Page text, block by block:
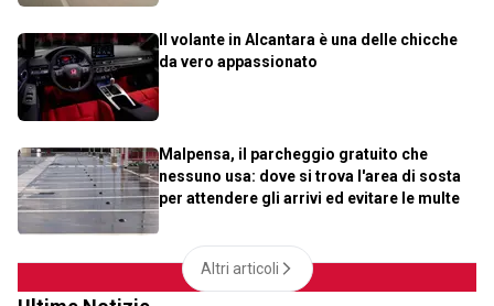
Il volante in Alcantara è una delle chicche
da vero appassionato
Malpensa, il parcheggio gratuito che
nessuno usa: dove si trova l'area di sosta
per attendere gli arrivi ed evitare le multe
Altri articoli